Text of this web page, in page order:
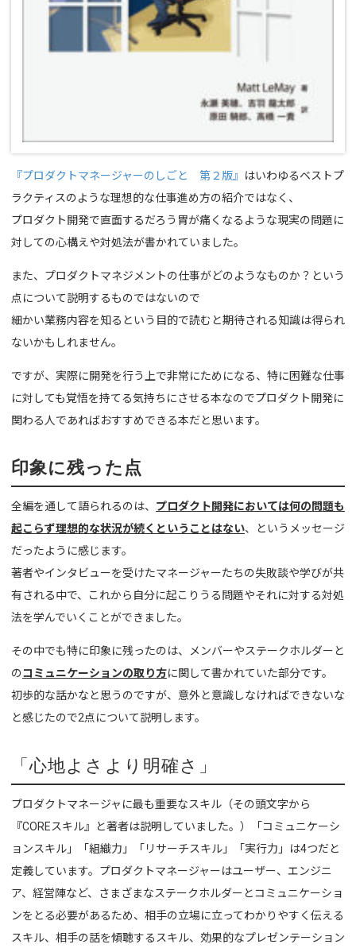
『プロダクトマネージャーのしごと 第２版』
はいわゆるベストプ
ラクティスのような理想的な仕事進め方の紹介ではなく、
プロダクト開発で直面するだろう胃が痛くなるような現実の問題に
対しての心構えや対処法が書かれていました。
また、プロダクトマネジメントの仕事がどのようなものか？という
点について説明するものではないので
細かい業務内容を知るという目的で読むと期待される知識は得られ
ないかもしれません。
ですが、実際に開発を行う上で非常にためになる、特に困難な仕事
に対しても覚悟を持てる気持ちにさせる本なのでプロダクト開発に
関わる人であればおすすめできる本だと思います。
印象に残った点
全編を通して語られるのは、 プロダクト開発においては何の問題も
起こらず理想的な状況が続くということはない、というメッセージ
だったように感じます。
著者やインタビューを受けたマネージャーたちの失敗談や学びが共
有される中で、これから自分に起こりうる問題やそれに対する対処
法を学んでいくことができました。
その中でも特に印象に残ったのは、メンバーやステークホルダーと
のコミュニケーションの取り方に関して書かれていた部分です。
初歩的な話かなと思うのですが、意外と意識しなければできないな
と感じたので2点について説明します。
「心地よさより明確さ」
プロダクトマネージャに最も重要なスキル（その頭文字から
『COREスキル』と著者は説明していました。）「コミュニケーシ
ョンスキル」「組織力」「リサーチスキル」「実行力」は4つだと
定義しています。 プロダクトマネージャーはユーザー、エンジニ
ア、経営陣など、さまざまなステークホルダーとコミュニケーショ
ンをとる必要があるため、相手の立場に立ってわかりやすく伝える
スキル、相手の話を傾聴するスキル、効果的なプレゼンテーション